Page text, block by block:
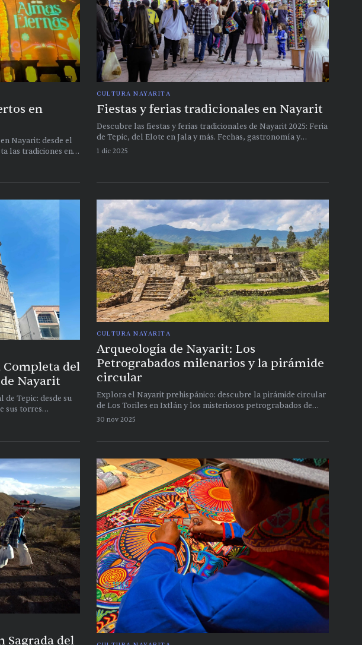
en
Nayarit: desde el
las tradiciones en
CULTURA NAYARITA
Fiestas y ferias tradicionales en Nayarit
Descubre las fiestas y ferias tradicionales de Nayarit 2025: Feria
de Tepic, del Elote en Jala y más. Fechas, gastronomía y
consejos para vivir la tradición
1 dic 2025
del
Nayarit
de Tepic: desde su
sus torres
y su
CULTURA NAYARITA
Arqueología de Nayarit: Los
Petrograbados milenarios y la pirámide
circular
Explora el Nayarit prehispánico: descubre la pirámide circular
de Los Toriles en Ixtlán y los misteriosos petrograbados de
Altavista en Compostela
30 nov 2025
del